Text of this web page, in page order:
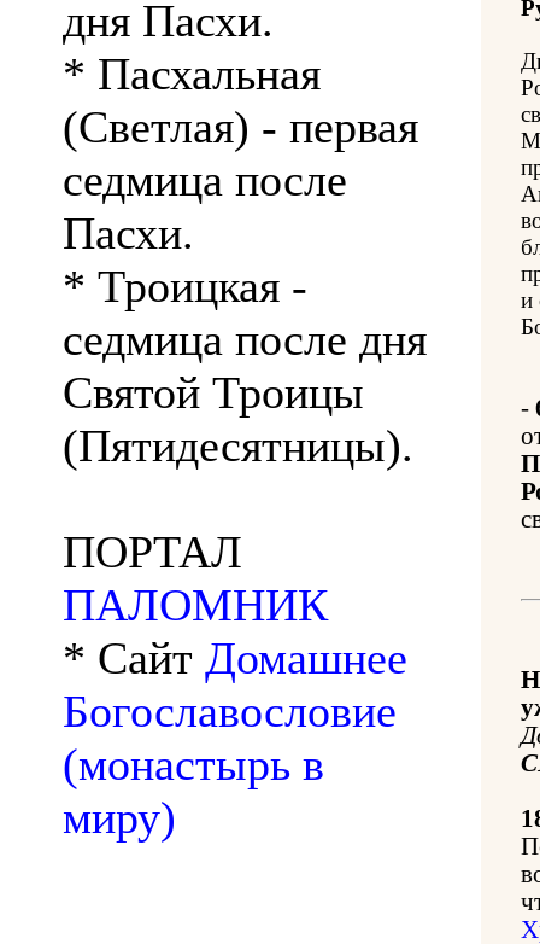
дня Пасхи.
* Пасхальная
(Светлая) - первая
седмица после
Пасхи.
* Троицкая -
седмица после дня
Святой Троицы
(Пятидесятницы).
ПОРТАЛ
ПАЛОМНИК
* Сайт Домашнее
Богославословие
(монастырь в
миру)
и
-